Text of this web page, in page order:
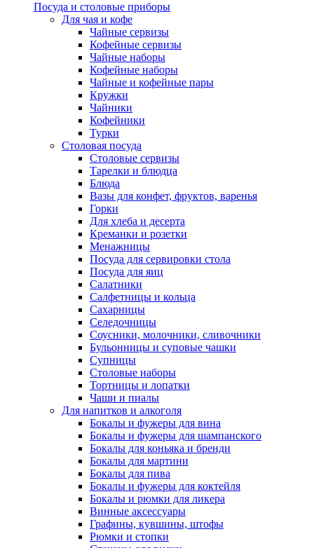
Посуда и столовые приборы
Для чая и кофе
Чайные сервизы
Кофейные сервизы
Чайные наборы
Кофейные наборы
Чайные и кофейные пары
Кружки
Чайники
Кофейники
Турки
Столовая посуда
Столовые сервизы
Тарелки и блюдца
Блюда
Вазы для конфет, фруктов, варенья
Горки
Для хлеба и десерта
Креманки и розетки
Менажницы
Посуда для сервировки стола
Посуда для яиц
Салатники
Салфетницы и кольца
Сахарницы
Селедочницы
Соусники, молочники, сливочники
Бульонницы и суповые чашки
Супницы
Столовые наборы
Тортницы и лопатки
Чаши и пиалы
Для напитков и алкоголя
Бокалы и фужеры для вина
Бокалы и фужеры для шампанского
Бокалы для коньяка и бренди
Бокалы для мартини
Бокалы для пива
Бокалы и фужеры для коктейля
Бокалы и рюмки для ликера
Винные аксессуары
Графины, кувшины, штофы
Рюмки и стопки